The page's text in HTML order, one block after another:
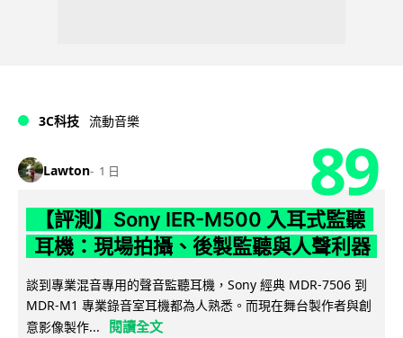
3C科技 流動音樂
Lawton 1 日 89
【評測】Sony IER-M500 入耳式監聽
耳機：現場拍攝、後製監聽與人聲利器
談到專業混音專用的聲音監聽耳機，Sony 經典 MDR-7506 到
MDR-M1 專業錄音室耳機都為人熟悉。而現在舞台製作者與創
意影像製作...
閱讀全文